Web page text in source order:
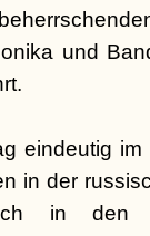
und
eindeutig
in der
in den